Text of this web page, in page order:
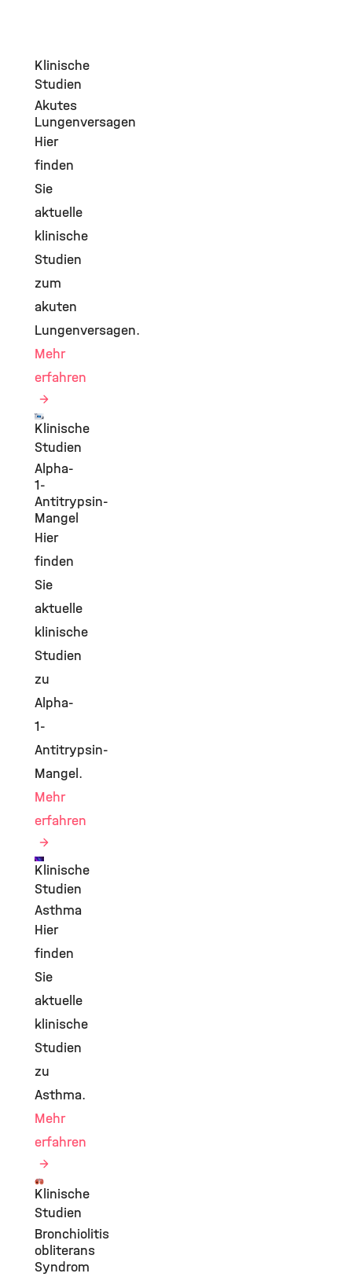
©
Klinische
Studien
Akutes
Lungenversagen
Hier
finden
Sie
aktuelle
klinische
Studien
zum
akuten
Lungenversagen.
Mehr
erfahren
©
Klinische
Studien
Alpha-
1-
Antitrypsin-
Mangel
Hier
finden
Sie
aktuelle
klinische
Studien
zu
Alpha-
1-
Antitrypsin-
Mangel.
Mehr
erfahren
©
Klinische
Studien
Asthma
Hier
finden
Sie
aktuelle
klinische
Studien
zu
Asthma.
Mehr
erfahren
Klinische
Studien
Bronchiolitis
obliterans
Syndrom